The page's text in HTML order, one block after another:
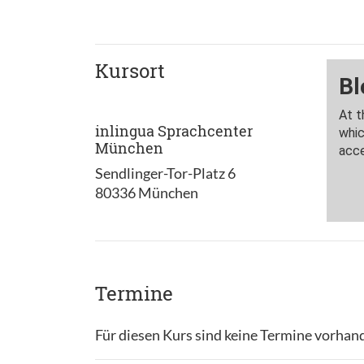
Kursort
inlingua Sprachcenter
München
Sendlinger-Tor-Platz 6
80336 München
Termine
Für diesen Kurs sind keine Termine